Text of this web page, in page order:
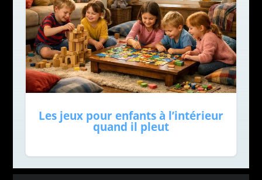
Les jeux pour enfants à l’intérieur
quand il pleut